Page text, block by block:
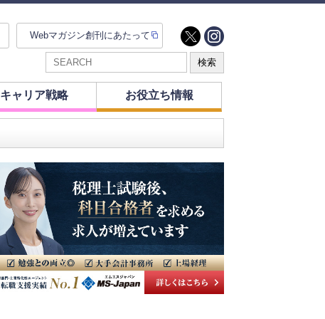
Webマガジン創刊にあたって
キャリア戦略 お役立ち情報